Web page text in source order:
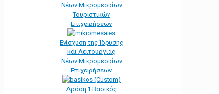
Νέων Μικρομεσαίων
Τουριστικών
Επιχειρήσεων
Ενίσχυση της Ίδρυσης
και Λειτουργίας
Νέων Μικρομεσαίων
Επιχειρήσεων
Δράση 1 Βασικός